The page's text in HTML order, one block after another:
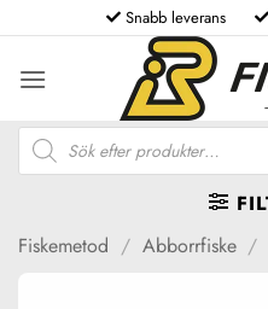
to
content
Snabb leverans
Produktsökning
Fiskemetod / Abborrfiske /